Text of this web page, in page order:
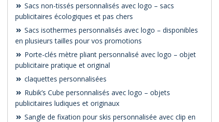
Sacs non-tissés personnalisés avec logo – sacs
publicitaires écologiques et pas chers
Sacs isothermes personnalisés avec logo – disponibles
en plusieurs tailles pour vos promotions
Porte-clés mètre pliant personnalisé avec logo – objet
publicitaire pratique et original
claquettes personnalisées
Rubik’s Cube personnalisés avec logo – objets
publicitaires ludiques et originaux
Sangle de fixation pour skis personnalisée avec clip en